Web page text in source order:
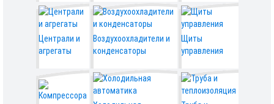
Централи и
агрегаты
Воздухоохладители и
конденсаторы
Щиты
управления